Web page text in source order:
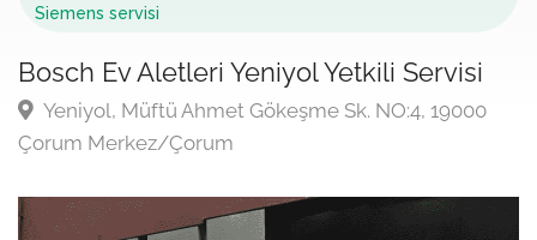
Siemens servisi
Bosch Ev Aletleri Yeniyol Yetkili Servisi
Yeniyol, Müftü Ahmet Gökeşme Sk. NO:4, 19000
Çorum Merkez/Çorum